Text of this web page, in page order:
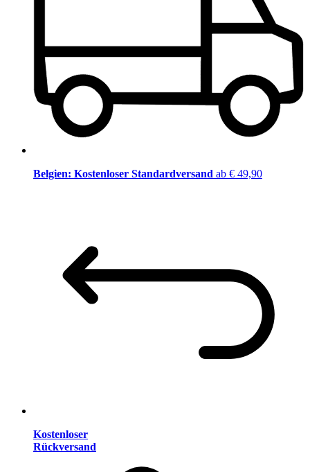
Belgien: Kostenloser Standardversand ab € 49,90
Kostenloser
Rückversand